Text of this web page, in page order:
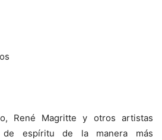
René Magritte y otros artistas
de espíritu de la manera más